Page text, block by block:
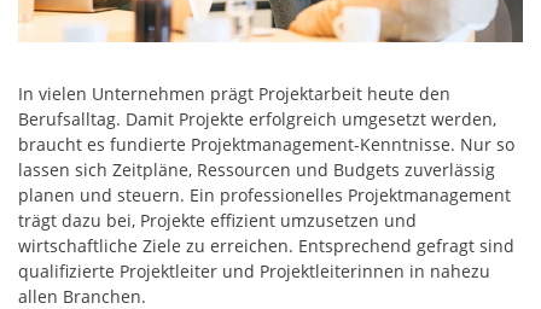
In vielen Unternehmen prägt Projektarbeit heute den
Berufsalltag. Damit Projekte erfolgreich umgesetzt werden,
braucht es fundierte Projektmanagement-Kenntnisse. Nur so
lassen sich Zeitpläne, Ressourcen und Budgets zuverlässig
planen und steuern. Ein professionelles Projektmanagement
trägt dazu bei, Projekte effizient umzusetzen und
wirtschaftliche Ziele zu erreichen. Entsprechend gefragt sind
qualifizierte Projektleiter und Projektleiterinnen in nahezu
allen Branchen.